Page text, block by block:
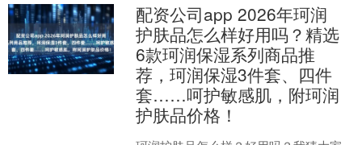
配资公司app 2026年珂润
护肤品怎么样好用吗？精选
6款珂润保湿系列商品推
荐，珂润保湿3件套、四件
套……呵护敏感肌，附珂润
护肤品价格！